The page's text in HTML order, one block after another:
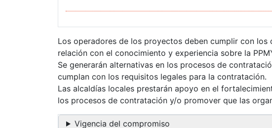
Los operadores de los proyectos deben cumplir con
relación con el conocimiento y experiencia sobre la
Se generarán alternativas en los procesos de
cumplan con los requisitos legales para la contratación.
Las alcaldías locales prestarán apoyo en el
los procesos de contratación y/o promover que las
Vigencia del compromiso